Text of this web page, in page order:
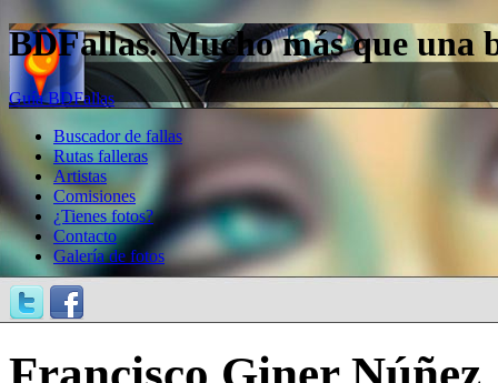
BDFallas. Mucho más que una
Guía BDFallas
Buscador de fallas
Rutas falleras
Artistas
Comisiones
¿Tienes fotos?
Contacto
Galería de fotos